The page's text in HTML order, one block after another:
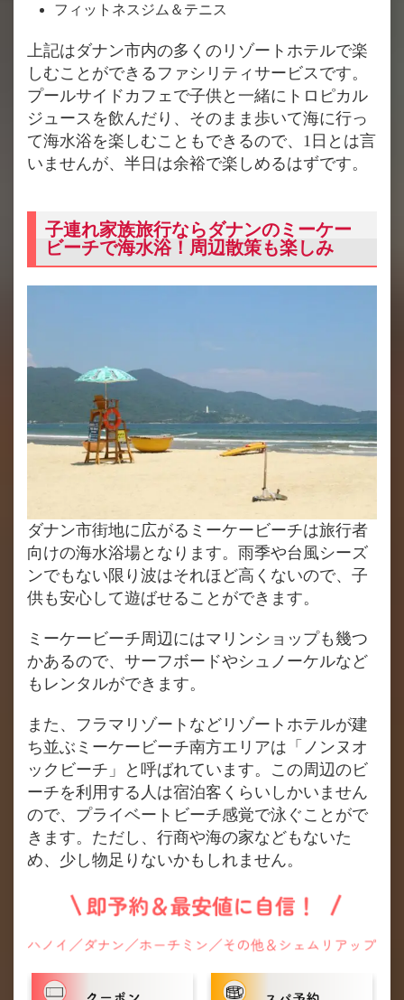
フィットネスジム＆テニス
上記はダナン市内の多くのリゾートホテルで楽
しむことができるファシリティサービスです。
プールサイドカフェで子供と一緒にトロピカル
ジュースを飲んだり、そのまま歩いて海に行っ
て海水浴を楽しむこともできるので、1日とは言
いませんが、半日は余裕で楽しめるはずです。
子連れ家族旅行ならダナンのミーケー
ビーチで海水浴！周辺散策も楽しみ
ダナン市街地に広がるミーケービーチは旅行者
向けの海水浴場となります。雨季や台風シーズ
ンでもない限り波はそれほど高くないので、子
供も安心して遊ばせることができます。
ミーケービーチ周辺にはマリンショップも幾つ
かあるので、サーフボードやシュノーケルなど
もレンタルができます。
また、フラマリゾートなどリゾートホテルが建
ち並ぶミーケービーチ南方エリアは「ノンヌオ
ックビーチ」と呼ばれています。この周辺のビ
ーチを利用する人は宿泊客くらいしかいません
ので、プライベートビーチ感覚で泳ぐことがで
きます。ただし、行商や海の家などもないた
め、少し物足りないかもしれません。